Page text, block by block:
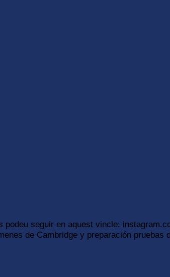
seguir en aquest vincle:
de Cambridge y preparación